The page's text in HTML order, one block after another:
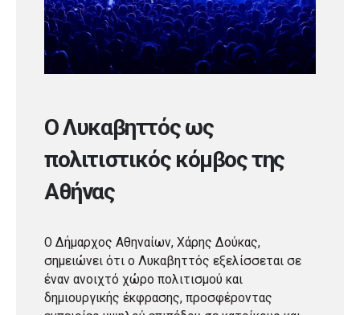
Ο Λυκαβηττός ως
πολιτιστικός κόμβος της
Αθήνας
Ο Δήμαρχος Αθηναίων, Χάρης Δούκας,
σημειώνει ότι ο Λυκαβηττός εξελίσσεται σε
έναν ανοιχτό χώρο πολιτισμού και
δημιουργικής έκφρασης, προσφέροντας